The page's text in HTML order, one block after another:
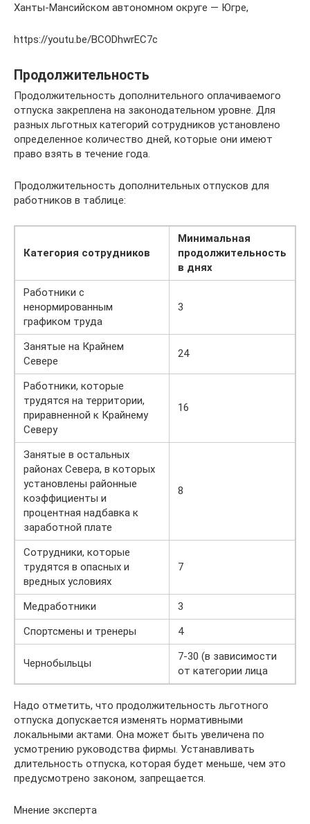
Ханты-Мансийском автономном округе — Югре,
https://youtu.be/BCODhwrEC7c
Продолжительность
Продолжительность дополнительного оплачиваемого
отпуска закреплена на законодательном уровне. Для
разных льготных категорий сотрудников установлено
определенное количество дней, которые они имеют
право взять в течение года.
Продолжительность дополнительных отпусков для
работников в таблице:
Категория сотрудников
Минимальная
продолжительность
в днях
Работники с
ненормированным
графиком труда
3
Занятые на Крайнем
Севере
24
Работники, которые
трудятся на территории,
приравненной к Крайнему
Северу
16
Занятые в остальных
районах Севера, в которых
установлены районные
коэффициенты и
процентная надбавка к
заработной плате
8
Сотрудники, которые
трудятся в опасных и
вредных условиях
7
Медработники
3
Спортсмены и тренеры
4
Чернобыльцы
7-30 (в зависимости
от категории лица
Надо отметить, что продолжительность льготного
отпуска допускается изменять нормативными
локальными актами. Она может быть увеличена по
усмотрению руководства фирмы. Устанавливать
длительность отпуска, которая будет меньше, чем это
предусмотрено законом, запрещается.
Мнение эксперта